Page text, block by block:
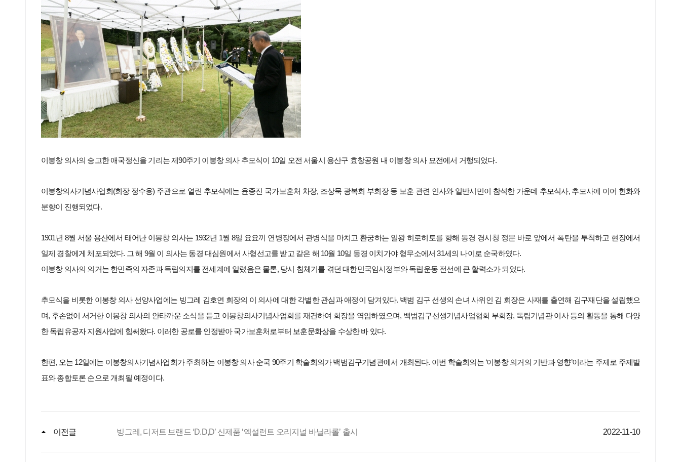
이봉창 의사의 숭고한 애국정신을 기리는 제90주기 이봉창 의사 추모식이 10일 오전 서울시 용산구 효창공원 내 이봉창 의사 묘전에서 거행되었다.
이봉창의사기념사업회(회장 정수용) 주관으로 열린 추모식에는 윤종진 국가보훈처 차장, 조상묵 광복회 부회장 등 보훈 관련 인사와 일반시민이 참석한 가운데 추모식사, 추모사에 이어 헌화와
분향이 진행되었다.
1901년 8월 서울 용산에서 태어난 이봉창 의사는 1932년 1월 8일 요요끼 연병장에서 관병식을 마치고 환궁하는 일왕 히로히토를 향해 동경 경시청 정문 바로 앞에서 폭탄을 투척하고 현장에서
일제 경찰에게 체포되었다. 그 해 9월 이 의사는 동경 대심원에서 사형선고를 받고 같은 해 10월 10일 동경 이치가야 형무소에서 31세의 나이로 순국하였다.
이봉창 의사의 의거는 한민족의 자존과 독립의지를 전세계에 알렸음은 물론, 당시 침체기를 겪던 대한민국임시정부와 독립운동 전선에 큰 활력소가 되었다.
추모식을 비롯한 이봉창 의사 선양사업에는 빙그레 김호연 회장의 이 의사에 대한 각별한 관심과 애정이 담겨있다. 백범 김구 선생의 손녀 사위인 김 회장은 사재를 출연해 김구재단을 설립했으
며, 후손없이 서거한 이봉창 의사의 안타까운 소식을 듣고 이봉창의사기념사업회를 재건하여 회장을 역임하였으며, 백범김구선생기념사업협회 부회장, 독립기념관 이사 등의 활동을 통해 다양
한 독립유공자 지원사업에 힘써왔다. 이러한 공로를 인정받아 국가보훈처로부터 보훈문화상을 수상한 바 있다.
한편, 오는 12일에는 이봉창의사기념사업회가 주최하는 이봉창 의사 순국 90주기 학술회의가 백범김구기념관에서 개최된다. 이번 학술회의는 ‘이봉창 의거의 기반과 영향’이라는 주제로 주제발
표와 종합토론 순으로 개최될 예정이다.
이전글 빙그레, 디저트 브랜드 ‘D.D,D’ 신제품 ‘엑설런트 오리지널 바닐라롤’ 출시 2022-11-10